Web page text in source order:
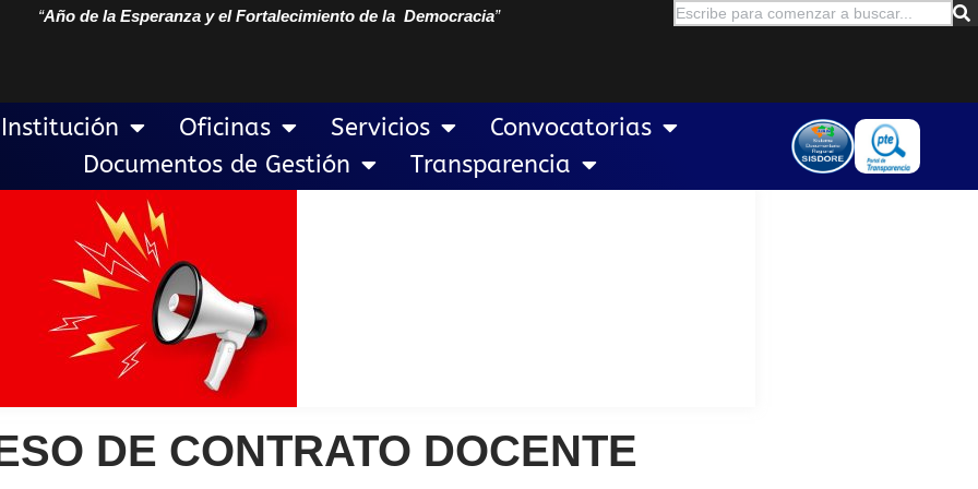
“Año de la Esperanza y el Fortalecimiento de la Democracia”
Institución Oficinas Servicios
Convocatorias
Documentos de Gestión
Transparencia
DE CONTRATO DOCENTE